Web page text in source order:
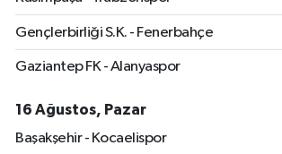
Gençlerbirliği S.K. - Fenerbahçe
Gaziantep FK - Alanyaspor
16 Ağustos, Pazar
Başakşehir - Kocaelispor